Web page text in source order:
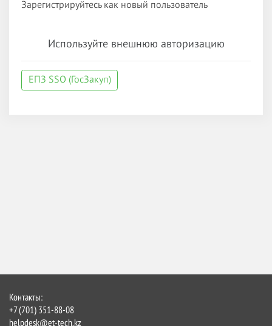
Зарегистрируйтесь как новый пользователь
Используйте внешнюю авторизацию
ЕПЗ SSO (ГосЗакуп)
Контакты:
+7 (701) 351-88-08
helpdesk@et-tech.kz